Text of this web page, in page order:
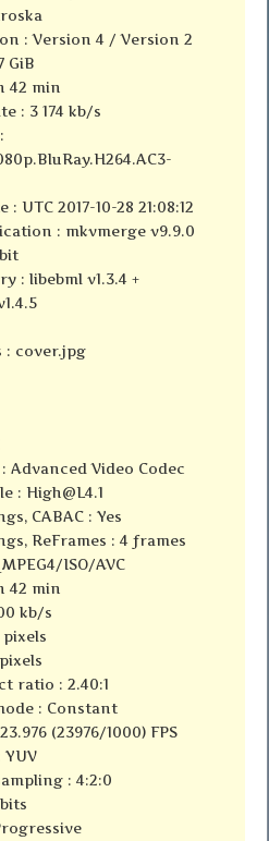
: Version 4 / Version 2
GiB
42 min
: 3 174 kb/s
UTC 2017-10-28 21:08:12
: mkvmerge v9.9.0
: libebml v1.3.4 +
: cover.jpg
Advanced Video Codec
:High@L4.1
CABAC : Yes
ReFrames : 4 frames
ISO/AVC
42 min
kb/s
pixels
ratio : 2.40:1
: Constant
(23976/1000) FPS
YUV
: 4:2:0